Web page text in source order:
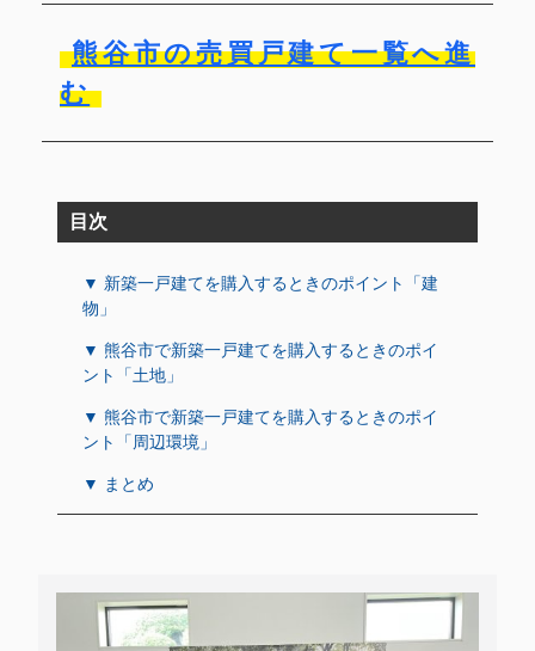
熊谷市の売買戸建て一覧へ進
む
目次
▼ 新築一戸建てを購入するときのポイント「建
物」
▼ 熊谷市で新築一戸建てを購入するときのポイ
ント「土地」
▼ 熊谷市で新築一戸建てを購入するときのポイ
ント「周辺環境」
▼ まとめ